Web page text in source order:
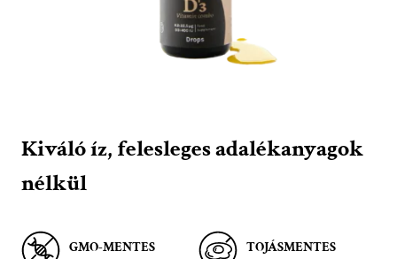
Kiváló íz, felesleges adalékanyagok
nélkül
GMO-MENTES TOJÁSMENTES